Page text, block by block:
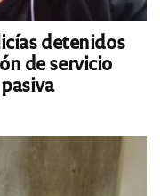
detenidos
de servicio